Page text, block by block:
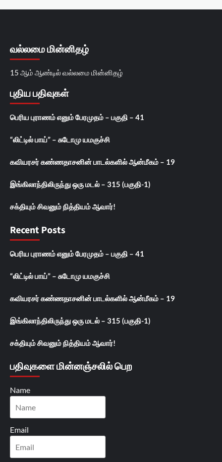
வல்லமை மின்னிதழ்
15 ஆம் ஆண்டில் வல்லமை மின்னிதழ்
புதிய பதிவுகள்
பெரிய புராணம் எனும் பேரமுதம் – பகுதி – 41
“லிட்டில் பாய்” – சுடோமு யமகுச்சி
கவியரசர் கண்ணதாசனின் பாடல்களில் ஆன்மீகம் – 19
இங்கிலாந்திலிருந்து ஒரு மடல் – 315 (பகுதி-1)
சக்தியும் சிவனும் நித்தியம் ஆவார்!
Recent Posts
பெரிய புராணம் எனும் பேரமுதம் – பகுதி – 41
“லிட்டில் பாய்” – சுடோமு யமகுச்சி
கவியரசர் கண்ணதாசனின் பாடல்களில் ஆன்மீகம் – 19
இங்கிலாந்திலிருந்து ஒரு மடல் – 315 (பகுதி-1)
சக்தியும் சிவனும் நித்தியம் ஆவார்!
பதிவுகளை மின்னஞ்சலில் பெற
Name
Email